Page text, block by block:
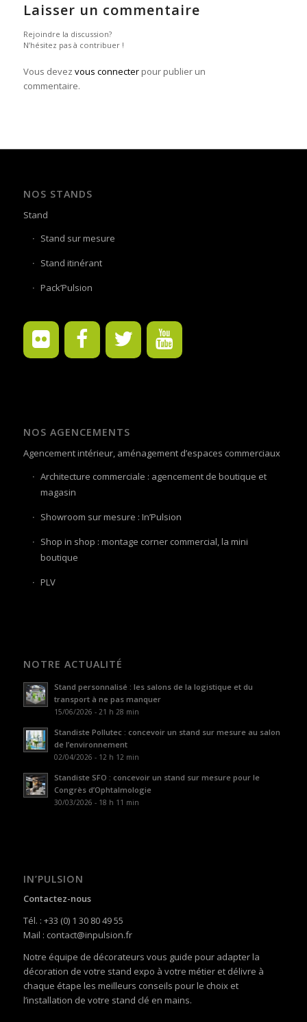
Laisser un commentaire
Rejoindre la discussion?
N’hésitez pas à contribuer !
Vous devez vous connecterpour publier un
commentaire.
NOS STANDS
Stand
Stand sur mesure
Stand itinérant
Pack’Pulsion
NOS AGENCEMENTS
Agencement intérieur, aménagement d’espaces commerciaux
Architecture commerciale : agencement de boutique et
magasin
Showroom sur mesure : In’Pulsion
Shop in shop : montage corner commercial, la mini
boutique
PLV
NOTRE ACTUALITÉ
Stand personnalisé : les salons de la logistique et du
transport à ne pas manquer
15/06/2026 - 21 h 28 min
Standiste Pollutec : concevoir un stand sur mesure au salon
de l’environnement
02/04/2026 - 12 h 12 min
Standiste SFO : concevoir un stand sur mesure pour le
Congrès d’Ophtalmologie
30/03/2026 - 18 h 11 min
IN’PULSION
Contactez-nous
Tél. : +33 (0) 1 30 80 49 55
Mail : contact@inpulsion.fr
Notre équipe de décorateurs vous guide pour adapter la
décoration de votre stand expo à votre métier et délivre à
chaque étape les meilleurs conseils pour le choix et
l’installation de votre stand clé en mains.